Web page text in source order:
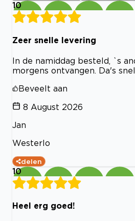
10
Zeer snelle levering
In de namiddag besteld, `s
morgens ontvangen. Da's
Beveelt aan
8 August 2026
Jan
Westerlo
delen
10
Heel erg goed!